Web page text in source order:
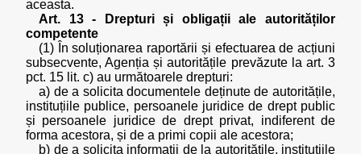
aceasta.
Art. 13 - Drepturi și obligații ale autorităților
competente
(1) În soluționarea raportării și efectuarea de acțiuni
subsecvente, Agenția și autoritățile prevăzute la art. 3
pct. 15 lit. c) au următoarele drepturi:
a) de a solicita documentele deținute de autoritățile,
instituțiile publice, persoanele juridice de drept public
și persoanele juridice de drept privat, indiferent de
forma acestora, și de a primi copii ale acestora;
b) de a solicita informații de la autoritățile, instituțiile